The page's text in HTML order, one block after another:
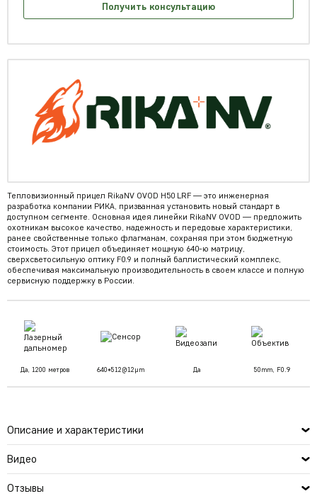
Описание и характеристики
Видео
Отзывы
Получить консультацию
Тепловизионный прицел RikaNV OVOD H50 LRF — это инженерная
разработка компании РИКА, призванная установить новый стандарт в
доступном сегменте. Основная идея линейки RikaNV OVOD — предложить
охотникам высокое качество, надежность и передовые характеристики,
ранее свойственные только флагманам, сохраняя при этом бюджетную
стоимость. Этот прицел объединяет мощную 640-ю матрицу,
сверхсветосильную оптику F0.9 и полный баллистический комплекс,
обеспечивая максимальную производительность в своем классе и полную
сервисную поддержку в России.
Да, 1200 метров 640*512@12µm Да 50mm, F0.9